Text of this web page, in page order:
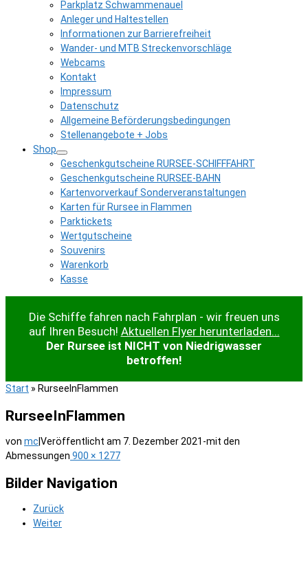
Parkplatz Schwammenauel
Anleger und Haltestellen
Informationen zur Barrierefreiheit
Wander- und MTB Streckenvorschläge
Webcams
Kontakt
Impressum
Datenschutz
Allgemeine Beförderungsbedingungen
Stellenangebote + Jobs
Shop
Geschenkgutscheine RURSEE-SCHIFFFAHRT
Geschenkgutscheine RURSEE-BAHN
Kartenvorverkauf Sonderveranstaltungen
Karten für Rursee in Flammen
Parktickets
Wertgutscheine
Souvenirs
Warenkorb
Kasse
Die Schiffe fahren nach Fahrplan - wir freuen uns
auf Ihren Besuch! Aktuellen Flyer herunterladen...
Der Rursee ist NICHT von Niedrigwasser
betroffen!
Start » RurseeInFlammen
RurseeInFlammen
von mc Veröffentlicht am 7. Dezember 2021 -mit den
Abmessungen 900 × 1277
Bilder Navigation
Zurück
Weiter